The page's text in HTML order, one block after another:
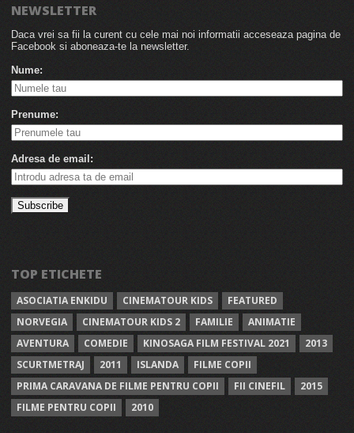
NEWSLETTER
Daca vrei sa fii la curent cu cele mai noi informatii acceseaza pagina de
Facebook si aboneaza-te la newsletter.
Nume:
Prenume:
Adresa de email:
TOP ETICHETE
ASOCIATIA ENKIDU CINEMATOUR KIDS
FEATURED
NORVEGIA
CINEMATOUR KIDS 2 FAMILIE
ANIMATIE
AVENTURA
COMEDIE KINOSAGA FILM FESTIVAL 2021
2013
SCURTMETRAJ
2011 ISLANDA
FILME COPII
PRIMA CARAVANA DE FILME PENTRU COPII
FII CINEFIL
2015
FILME PENTRU COPII
2010